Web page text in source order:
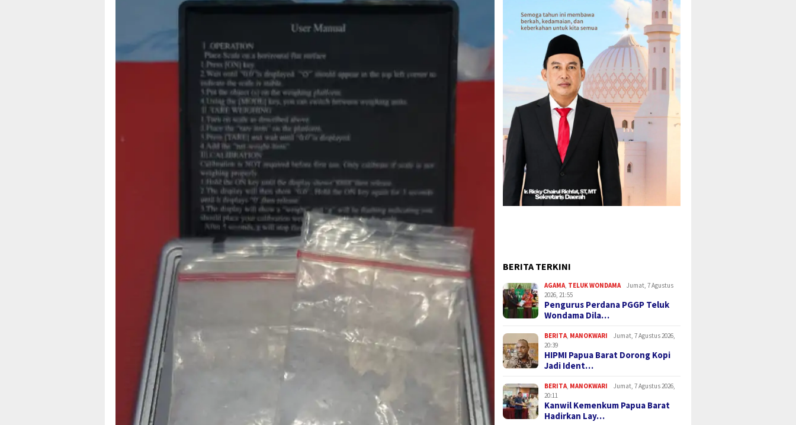
BERITA TERKINI
AGAMA TELUK WONDAMA
Jumat, 7 Agustus
2026, 21:55
Pengurus Perdana PGGP Teluk
Wondama Dila…
BERITA MANOKWARI
Jumat, 7 Agustus 2026,
20:39
HIPMI Papua Barat Dorong Kopi
Jadi Ident…
BERITA MANOKWARI
Jumat, 7 Agustus 2026,
20:11
Kanwil Kemenkum Papua Barat
Hadirkan Lay…